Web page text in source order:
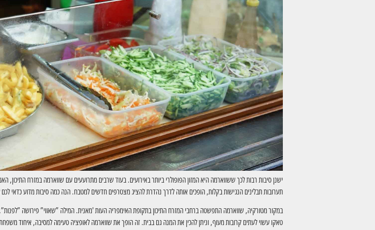
ישנן סיבות רבות לכך ששווארמה היא המזון הפופולרי ביותר באירועים. בעוד שרבים מתרועעים עם שווארמה במזרח
תערובות תבלינים הנגישות בקלות, הופכים אותה לדרך נהדרת להציג מצטרפים חדשים למטבח. הנה כמה סיבות מדוע כדאי לכם
במקור מטורקיה, שווארמה התפשטה ברחבי המזרח התיכון בתקופת האימפריה העות 'מאנית. המילה ”שאווי” פירושה
טאקו עשוי לעתים קרובות מעוף, וניתן להכין את המנה גם בבית. זה הופך את שווארמה לאופציה טעימה למסיבה, איחוד